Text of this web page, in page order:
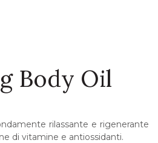
Body Oil
rilassante e rigenerante
di vitamine e antiossidanti.